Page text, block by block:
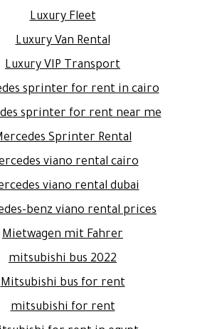
Luxury Fleet
Luxury Van Rental
Luxury VIP Transport
sprinter for rent in cairo
sprinter for rent near me
Sprinter Rental
viano rental cairo
viano rental dubai
benz viano rental prices
Mietwagen mit Fahrer
mitsubishi bus 2022
Mitsubishi bus for rent
mitsubishi for rent